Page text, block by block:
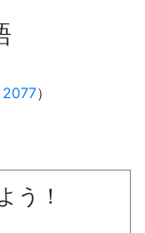
2077）
う！